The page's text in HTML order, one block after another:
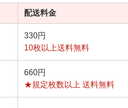
配送料金
330円
10枚以上送料無料
660円
★規定枚数以上 送料無料